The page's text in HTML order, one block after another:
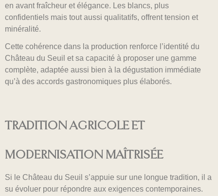
en avant fraîcheur et élégance. Les blancs, plus
confidentiels mais tout aussi qualitatifs, offrent tension et
minéralité.
Cette cohérence dans la production renforce l’identité du
Château du Seuil et sa capacité à proposer une gamme
complète, adaptée aussi bien à la dégustation immédiate
qu’à des accords gastronomiques plus élaborés.
TRADITION AGRICOLE ET
MODERNISATION MAÎTRISÉE
Si le Château du Seuil s’appuie sur une longue tradition, il a
su évoluer pour répondre aux exigences contemporaines.